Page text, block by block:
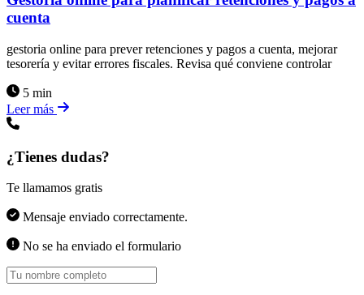
cuenta
gestoria online para prever retenciones y pagos a cuenta, mejorar
tesorería y evitar errores fiscales. Revisa qué conviene controlar
5 min
Leer más
¿Tienes dudas?
Te llamamos gratis
Mensaje enviado correctamente.
No se ha enviado el formulario